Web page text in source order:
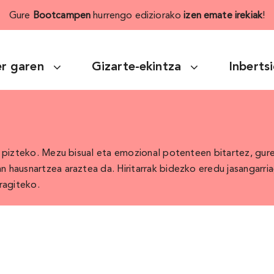
Gure Bootcampen hurrengo ediziorakoizen emate irekiak!
garen Gizarte-ekintza
Mezu bisual eta emozional potenteen bitartez,
hausnartzea araztea da. Hiritarrak bidezko eredu